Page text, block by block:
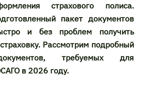
страхового полиса.
пакет документов
и без проблем получить
Рассмотрим подробный
требуемых для
в 2026 году.